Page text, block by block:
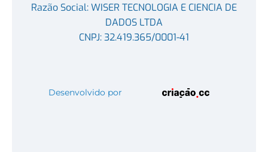
Razão Social: WISER TECNOLOGIA E CIENCIA DE
DADOS LTDA
CNPJ: 32.419.365/0001-41
Desenvolvido por